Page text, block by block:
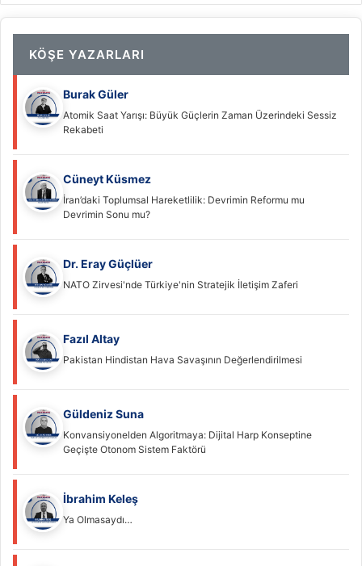
KÖŞE YAZARLARI
Burak Güler
Atomik Saat Yarışı: Büyük Güçlerin Zaman Üzerindeki Sessiz
Rekabeti
Cüneyt Küsmez
İran’daki Toplumsal Hareketlilik: Devrimin Reformu mu
Devrimin Sonu mu?
Dr. Eray Güçlüer
NATO Zirvesi'nde Türkiye'nin Stratejik İletişim Zaferi
Fazıl Altay
Pakistan Hindistan Hava Savaşının Değerlendirilmesi
Güldeniz Suna
Konvansiyonelden Algoritmaya: Dijital Harp Konseptine
Geçişte Otonom Sistem Faktörü
İbrahim Keleş
Ya Olmasaydı…